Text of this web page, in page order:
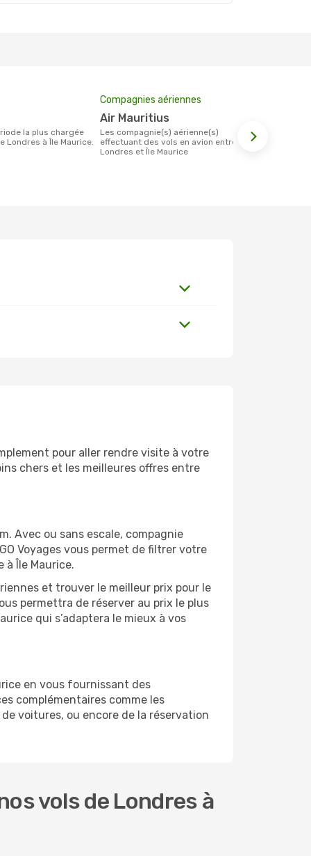
Londres à Île Maurice.
Compagnies aériennes
Air Mauritius
Les compagnie(s) aérienne(s)
effectuant des vols en avion entre
Londres et Île Maurice
pour aller rendre visite à votre
chers et les meilleures offres entre
Avec ou sans escale, compagnie
Voyages vous permet de filtrer votre
Île Maurice.
et trouver le meilleur prix pour le
permettra de réserver au prix le plus
qui s’adaptera le mieux à vos
en vous fournissant des
complémentaires comme les
voitures, ou encore de la réservation
vols de Londres à